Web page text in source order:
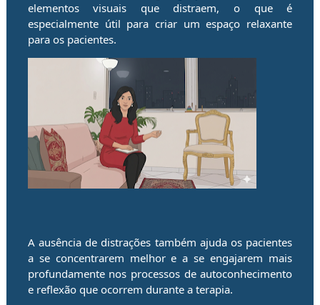
elementos visuais que distraem, o que é
especialmente útil para criar um espaço relaxante
para os pacientes.
A ausência de distrações também ajuda os pacientes
a se concentrarem melhor e a se engajarem mais
profundamente nos processos de autoconhecimento
e reflexão que ocorrem durante a terapia.